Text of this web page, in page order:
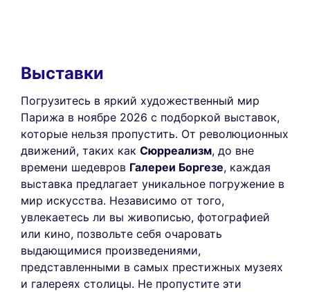
Выставки
Погрузитесь в яркий художественный мир
Парижа в ноябре 2026 с подборкой выставок,
которые нельзя пропустить. От революционных
движений, таких как Сюрреализм, до вне
времени шедевров Галереи Боргезе, каждая
выставка предлагает уникальное погружение в
мир искусства. Независимо от того,
увлекаетесь ли вы живописью, фотографией
или кино, позвольте себя очаровать
выдающимися произведениями,
представленными в самых престижных музеях
и галереях столицы. Не пропустите эти